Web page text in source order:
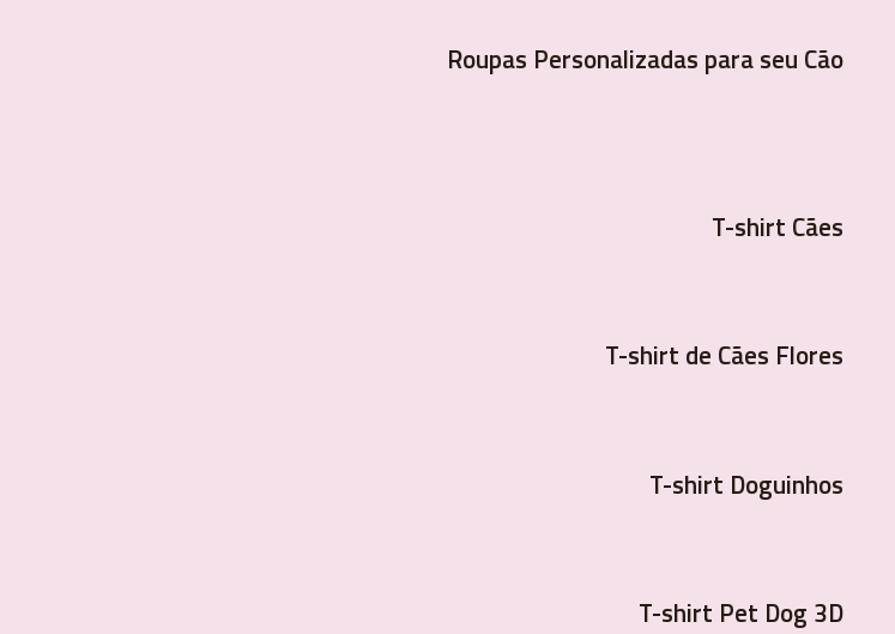
Roupas Personalizadas para seu Cão
T-shirt Cães
T-shirt de Cães Flores
T-shirt Doguinhos
T-shirt Pet Dog 3D